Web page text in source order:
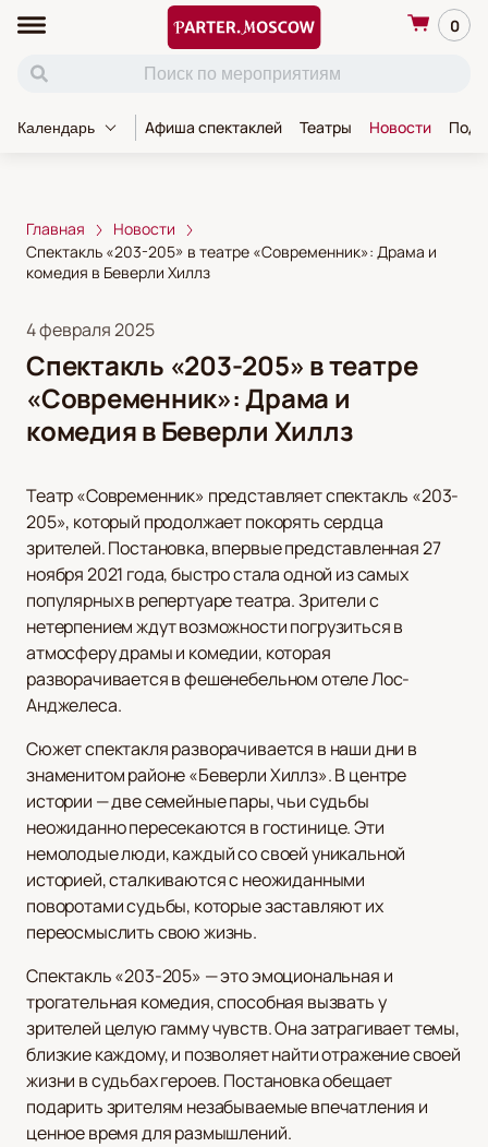
0
Календарь Афиша спектаклей Театры Новости
Главная
Новости
Спектакль «203-205» в театре «Современник»: Драма и
комедия в Беверли Хиллз
4 февраля 2025
Спектакль «203-205» в театре
«Современник»: Драма и
комедия в Беверли Хиллз
Театр «Современник» представляет спектакль «203-
205», который продолжает покорять сердца
зрителей. Постановка, впервые представленная 27
ноября 2021 года, быстро стала одной из самых
популярных в репертуаре театра. Зрители с
нетерпением ждут возможности погрузиться в
атмосферу драмы и комедии, которая
разворачивается в фешенебельном отеле Лос-
Анджелеса.
Сюжет спектакля разворачивается в наши дни в
знаменитом районе «Беверли Хиллз». В центре
истории — две семейные пары, чьи судьбы
неожиданно пересекаются в гостинице. Эти
немолодые люди, каждый со своей уникальной
историей, сталкиваются с неожиданными
поворотами судьбы, которые заставляют их
переосмыслить свою жизнь.
Спектакль «203-205» — это эмоциональная и
трогательная комедия, способная вызвать у
зрителей целую гамму чувств. Она затрагивает темы,
близкие каждому, и позволяет найти отражение своей
жизни в судьбах героев. Постановка обещает
подарить зрителям незабываемые впечатления и
ценное время для размышлений.